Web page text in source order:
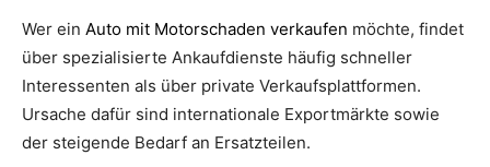
Wer ein Auto mit Motorschaden verkaufen möchte, findet
über spezialisierte Ankaufdienste häufig schneller
Interessenten als über private Verkaufsplattformen.
Ursache dafür sind internationale Exportmärkte sowie
der steigende Bedarf an Ersatzteilen.